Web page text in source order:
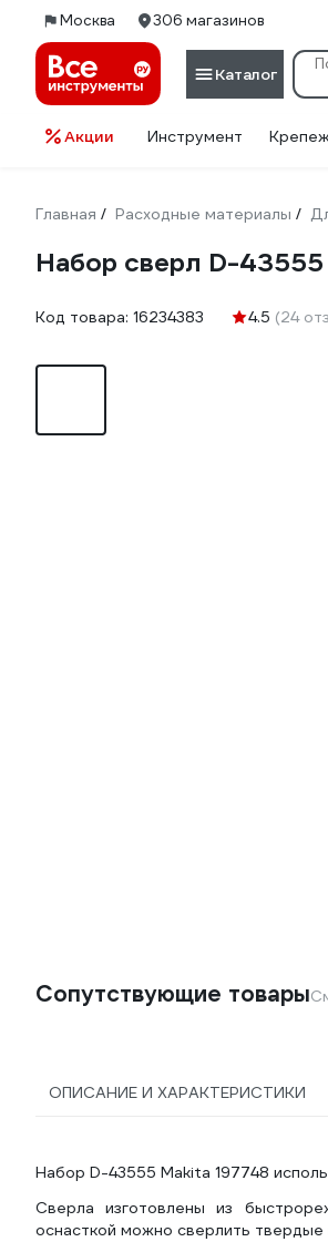
Москва 306 магазинов
Каталог
Акции Инструмент
Главная / Расходные материалы /
Набор сверл D-
Код товара: 16234383 4.5 (24
Сопутствующие товары
ОПИСАНИЕ И ХАРАКТЕРИСТИКИ
Набор D-43555 Makita 197748
Сверла изготовлены из
оснасткой можно сверлить